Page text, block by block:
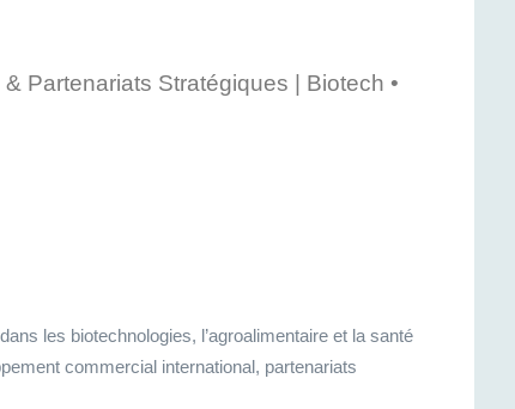
Partenariats Stratégiques | Biotech •
les biotechnologies, l’agroalimentaire et la santé
commercial international, partenariats